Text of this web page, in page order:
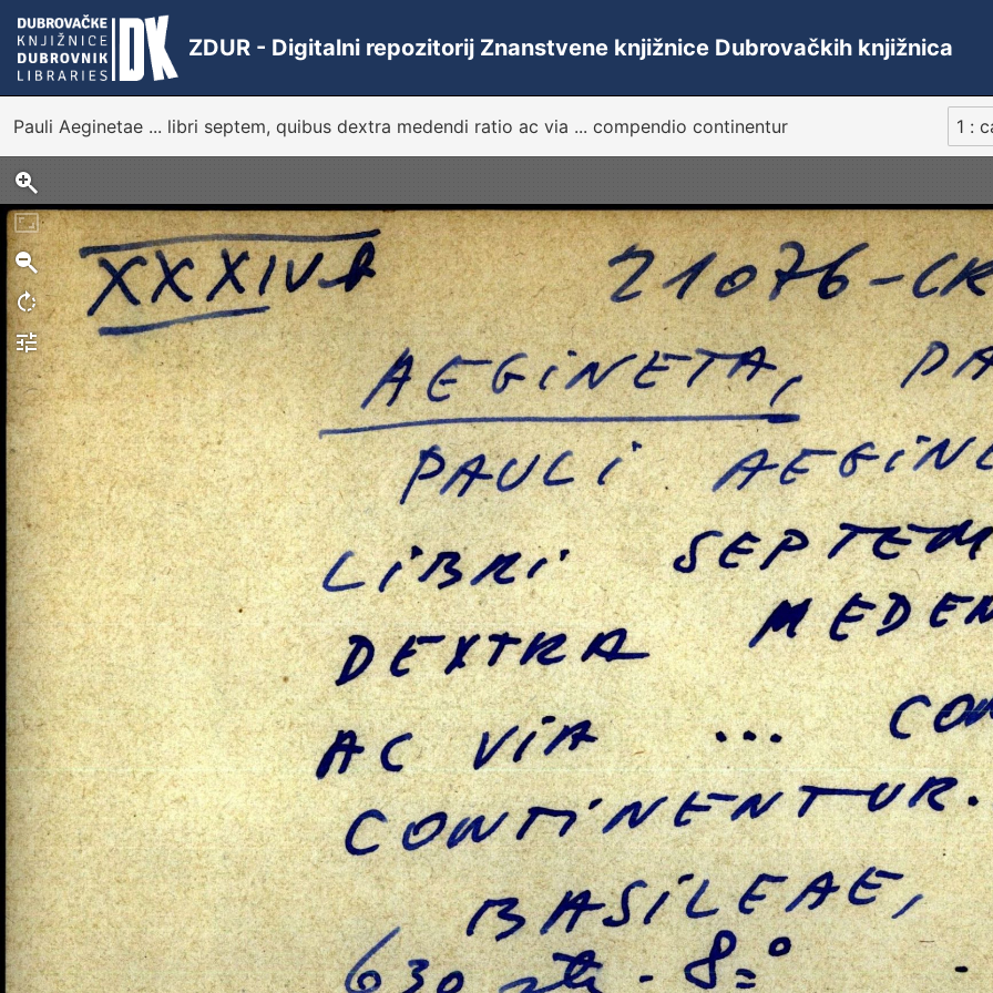
ZDUR - Digitalni repozitorij Znanstvene knjižnice Dubrovačkih knjižnica
Pauli Aeginetae ... libri septem, quibus dextra medendi ratio ac via ... compendio continentur 1 :
Sken